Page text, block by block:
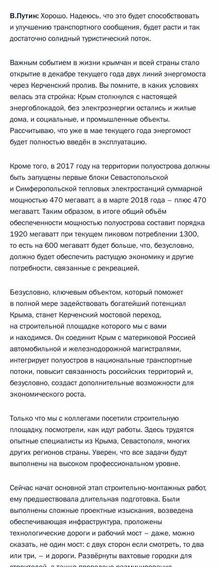
В.Путин: Хорошо. Надеюсь, что это будет способствовать
и улучшению транспортного сообщения, будет расти и так
достаточно солидный туристический поток.
Важным событием в жизни крымчан и всей страны стало
открытие в декабре текущего года двух линий энергомоста
через Керченский пролив. Вы помните, в каких условиях
велась эта стройка: Крым столкнулся с настоящей
энергоблокадой, без электроэнергии остались и жилые
дома, и социальные, и промышленные объекты.
Рассчитываю, что уже в мае текущего года энергомост
будет полностью введён в эксплуатацию.
Кроме того, в 2017 году на территории полуострова должны
быть запущены первые блоки Севастопольской
и Симферопольской тепловых электростанций суммарной
мощностью 470 мегаватт, а в марте 2018 года – плюс 470
мегаватт. Таким образом, в итоге общий объём
обеспеченности мощностью полуострова составит порядка
1920 мегаватт при текущем пиковом потреблении 1300,
то есть на 600 мегаватт будет больше, что, безусловно,
должно будет обеспечить растущую экономику и другие
потребности, связанные с рекреацией.
Безусловно, ключевым объектом, который поможет
в полной мере задействовать богатейший потенциал
Крыма, станет Керченский мостовой переход,
на строительной площадке которого мы с вами
и находимся. Он соединит Крым с материковой Россией
автомобильной и железнодорожной магистралями,
интегрирует полуостров в национальные транспортные
потоки, повысит связанность российских территорий и,
безусловно, создаст дополнительные возможности для
экономического роста.
Только что мы с коллегами посетили строительную
площадку, посмотрели, как идут работы. Здесь трудятся
опытные специалисты из Крыма, Севастополя, многих
других регионов страны. Уверен, что все задачи будут
выполнены на высоком профессиональном уровне.
Сейчас начат основной этап строительно-монтажных работ,
ему предшествовала длительная подготовка. Были
выполнены сложные проектные изыскания, возведена
обеспечивающая инфраструктура, проложены
технологические дороги и рабочий мост – даже, можно
сказать, не один мост: с двух сторон если смотреть, то два
или три, – и дороги. Развёрнуты вахтовые городки для